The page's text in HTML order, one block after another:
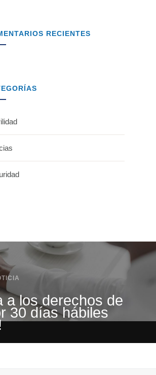
RECIENTES
a los derechos de
30 días hábiles